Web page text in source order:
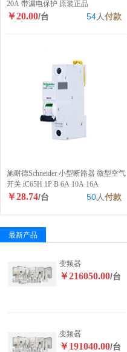
20A 带漏电保护 原装正品
￥20.00/台 54人付款
施耐德Schneider 小型断路器 微型空气
开关 iC65H 1P B 6A 10A 16A
￥28.74/台 50人付款
最新产品
变频器
￥216050.00/台
变频器
￥191040.00/台